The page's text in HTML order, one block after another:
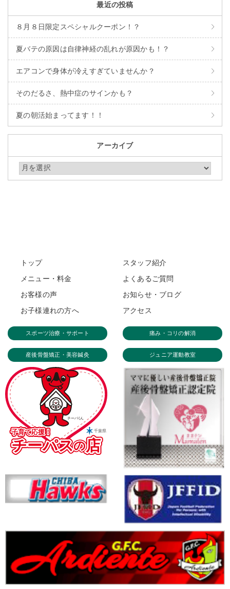
最近の投稿
８月８日限定スペシャルクーポン！？
夏バテの原因は自律神経の乱れが原因かも！？
エアコンで身体が冷えすぎていませんか？
そのだるさ、熱中症のサインかも？
夏の朝活始まってます！！
アーカイブ
アーカイブ
トップ
スタッフ紹介
メニュー・料金
よくあるご質問
お客様の声
お知らせ・ブログ
お子様連れの方へ
アクセス
スポーツ治療・サポート 痛み・コリの解消
産後骨盤矯正・美容鍼灸 ジュニア運動教室